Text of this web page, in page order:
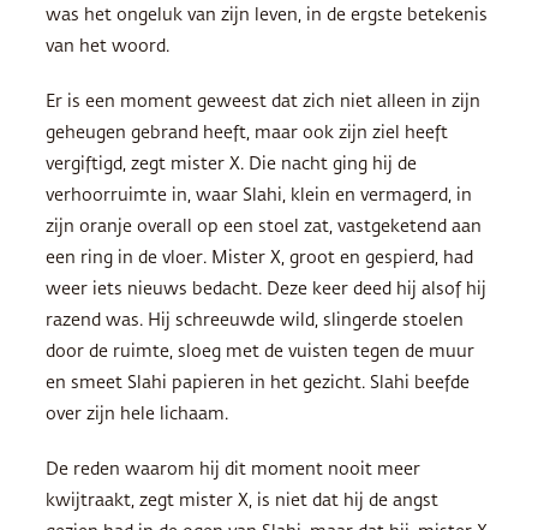
was het ongeluk van zijn leven, in de ergste betekenis
van het woord.
Er is een moment geweest dat zich niet alleen in zijn
geheugen gebrand heeft, maar ook zijn ziel heeft
vergiftigd, zegt mister X. Die nacht ging hij de
verhoorruimte in, waar Slahi, klein en vermagerd, in
zijn oranje overall op een stoel zat, vastgeketend aan
een ring in de vloer. Mister X, groot en gespierd, had
weer iets nieuws bedacht. Deze keer deed hij alsof hij
razend was. Hij schreeuwde wild, slingerde stoelen
door de ruimte, sloeg met de vuisten tegen de muur
en smeet Slahi papieren in het gezicht. Slahi beefde
over zijn hele lichaam.
De reden waarom hij dit moment nooit meer
kwijtraakt, zegt mister X, is niet dat hij de angst